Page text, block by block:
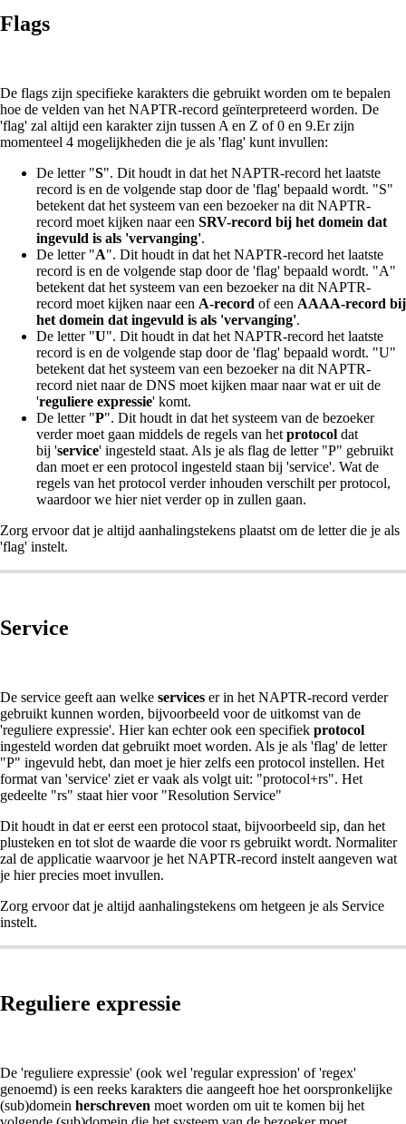
Flags
De flags zijn specifieke karakters die gebruikt worden om te bepalen
hoe de velden van het NAPTR-record geïnterpreteerd worden. De
'flag' zal altijd een karakter zijn tussen A en Z of 0 en 9.Er zijn
momenteel 4 mogelijkheden die je als 'flag' kunt invullen:
De letter "S". Dit houdt in dat het NAPTR-record het laatste
record is en de volgende stap door de 'flag' bepaald wordt. "S"
betekent dat het systeem van een bezoeker na dit NAPTR-
record moet kijken naar een SRV-record bij het domein dat
ingevuld is als 'vervanging'.
De letter "A". Dit houdt in dat het NAPTR-record het laatste
record is en de volgende stap door de 'flag' bepaald wordt. "A"
betekent dat het systeem van een bezoeker na dit NAPTR-
record moet kijken naar een A-record of een AAAA-record bij
het domein dat ingevuld is als 'vervanging'.
De letter "U". Dit houdt in dat het NAPTR-record het laatste
record is en de volgende stap door de 'flag' bepaald wordt. "U"
betekent dat het systeem van een bezoeker na dit NAPTR-
record niet naar de DNS moet kijken maar naar wat er uit de
'reguliere expressie' komt.
De letter "P". Dit houdt in dat het systeem van de bezoeker
verder moet gaan middels de regels van het protocol dat
bij 'service' ingesteld staat. Als je als flag de letter "P" gebruikt
dan moet er een protocol ingesteld staan bij 'service'. Wat de
regels van het protocol verder inhouden verschilt per protocol,
waardoor we hier niet verder op in zullen gaan.
Zorg ervoor dat je altijd aanhalingstekens plaatst om de letter die je als
'flag' instelt.
Service
De service geeft aan welke services er in het NAPTR-record verder
gebruikt kunnen worden, bijvoorbeeld voor de uitkomst van de
'reguliere expressie'. Hier kan echter ook een specifiek protocol
ingesteld worden dat gebruikt moet worden. Als je als 'flag' de letter
"P" ingevuld hebt, dan moet je hier zelfs een protocol instellen. Het
format van 'service' ziet er vaak als volgt uit: "protocol+rs". Het
gedeelte "rs" staat hier voor "Resolution Service"
Dit houdt in dat er eerst een protocol staat, bijvoorbeeld sip, dan het
plusteken en tot slot de waarde die voor rs gebruikt wordt. Normaliter
zal de applicatie waarvoor je het NAPTR-record instelt aangeven wat
je hier precies moet invullen.
Zorg ervoor dat je altijd aanhalingstekens om hetgeen je als Service
instelt.
Reguliere expressie
De 'reguliere expressie' (ook wel 'regular expression' of 'regex'
genoemd) is een reeks karakters die aangeeft hoe het oorspronkelijke
(sub)domein herschreven moet worden om uit te komen bij het